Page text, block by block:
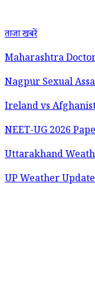
ताजा खबरें
Maharashtra Doctors
Nagpur Sexual
Ireland vs
NEET-UG 2026 Paper
Uttarakhand Weather
UP Weather Update: